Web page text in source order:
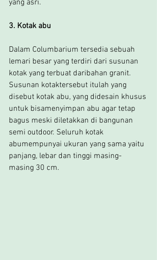
yang asri.
3. Kotak abu
Dalam Columbarium tersedia sebuah
lemari besar yang terdiri dari susunan
kotak yang terbuat daribahan granit.
Susunan kotaktersebut itulah yang
disebut kotak abu, yang didesain khusus
untuk bisamenyimpan abu agar tetap
bagus meski diletakkan di bangunan
semi outdoor. Seluruh kotak
abumempunyai ukuran yang sama yaitu
panjang, lebar dan tinggi masing-
masing 30 cm.